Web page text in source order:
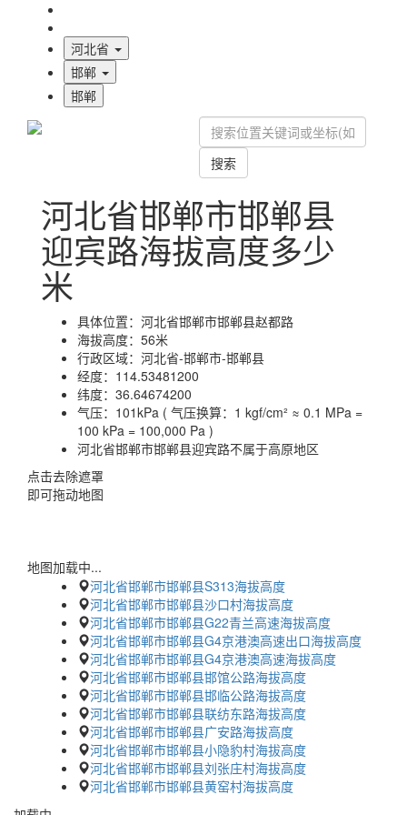
河北省
邯郸
邯郸
搜索
河北省邯郸市邯郸县
迎宾路海拔高度多少
米
具体位置： 河北省邯郸市邯郸县赵都路
海拔高度： 56米
行政区域： 河北省-邯郸市-邯郸县
经度： 114.53481200
纬度： 36.64674200
气压： 101kPa ( 气压换算：1 kgf/cm² ≈ 0.1 MPa =
100 kPa = 100,000 Pa )
河北省邯郸市邯郸县迎宾路不属于高原地区
点击去除遮罩
即可拖动地图
地图加载中...
河北省邯郸市邯郸县S313海拔高度
河北省邯郸市邯郸县沙口村海拔高度
河北省邯郸市邯郸县G22青兰高速海拔高度
河北省邯郸市邯郸县G4京港澳高速出口海拔高度
河北省邯郸市邯郸县G4京港澳高速海拔高度
河北省邯郸市邯郸县邯馆公路海拔高度
河北省邯郸市邯郸县邯临公路海拔高度
河北省邯郸市邯郸县联纺东路海拔高度
河北省邯郸市邯郸县广安路海拔高度
河北省邯郸市邯郸县小隐豹村海拔高度
河北省邯郸市邯郸县刘张庄村海拔高度
河北省邯郸市邯郸县黄窑村海拔高度